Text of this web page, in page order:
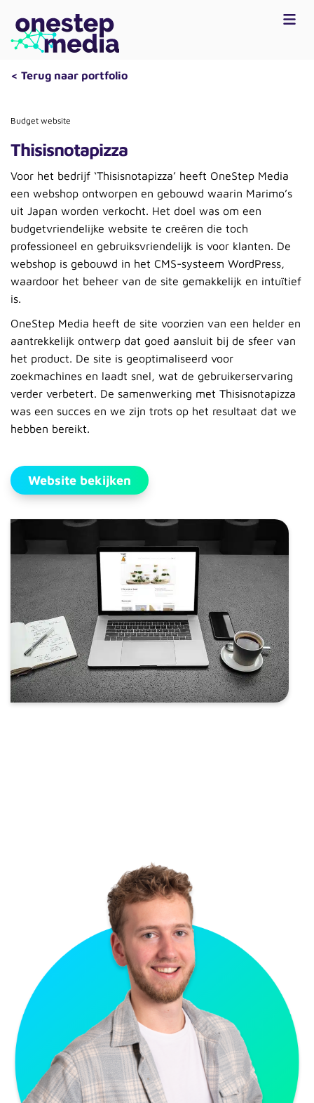
< Terug naar portfolio
Budget website
Thisisnotapizza
Voor het bedrijf ‘Thisisnotapizza’ heeft OneStep Media
een webshop ontworpen en gebouwd waarin Marimo’s
uit Japan worden verkocht. Het doel was om een
budgetvriendelijke website te creëren die toch
professioneel en gebruiksvriendelijk is voor klanten. De
webshop is gebouwd in het CMS-systeem WordPress,
waardoor het beheer van de site gemakkelijk en intuïtief
is.
OneStep Media heeft de site voorzien van een helder en
aantrekkelijk ontwerp dat goed aansluit bij de sfeer van
het product. De site is geoptimaliseerd voor
zoekmachines en laadt snel, wat de gebruikerservaring
verder verbetert. De samenwerking met Thisisnotapizza
was een succes en we zijn trots op het resultaat dat we
hebben bereikt.
Website bekijken